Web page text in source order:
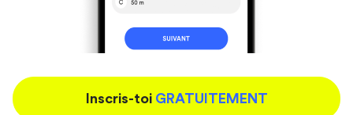
Inscris-toi GRATUITEMENT